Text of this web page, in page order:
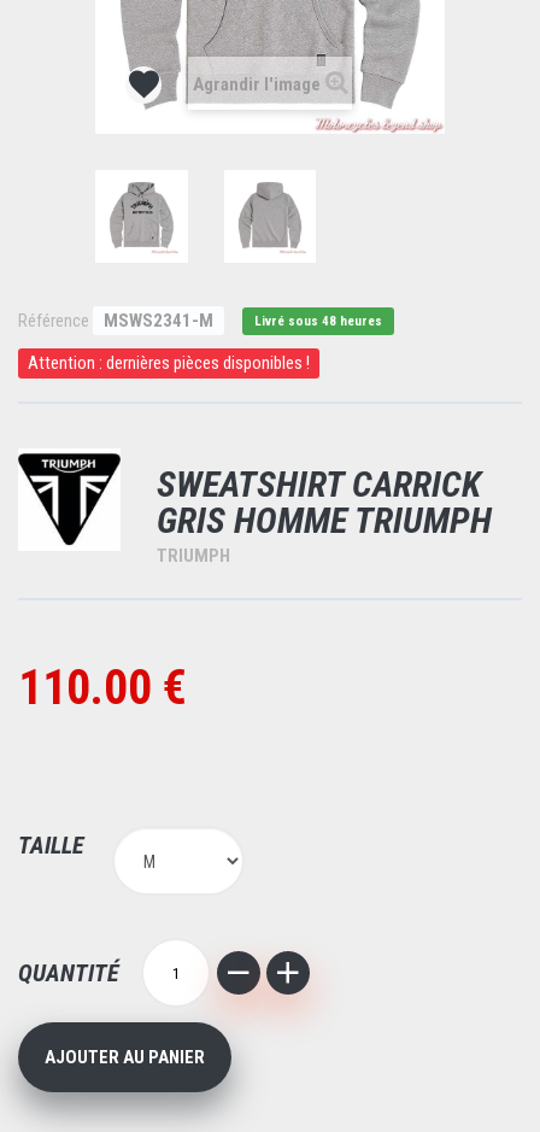
Agrandir l'image
Référence MSWS2341-M Livré sous 48 heures
Attention : dernières pièces disponibles !
SWEATSHIRT CARRICK
GRIS HOMME TRIUMPH
TRIUMPH
110.00 €
TAILLE
QUANTITÉ
AJOUTER AU PANIER